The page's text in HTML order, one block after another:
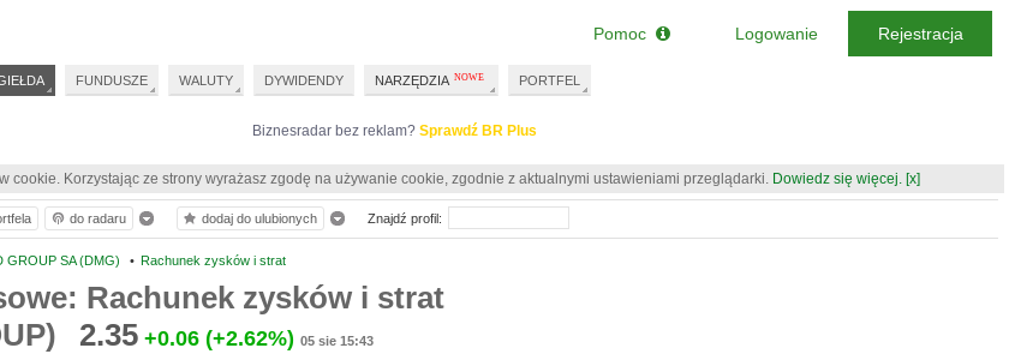
Biznesradar bez reklam? Sprawdź BR Plus
cookie. Korzystając ze strony wyrażasz zgodę na używanie cookie, zgodnie z aktualnymi ustawieniami przeglądarki. Dowiedz się więcej. [x]
GROUP SA (DMG) • Rachunek zysków i strat
Rachunek zysków i strat
2.35 +0.06 (+2.62%) 05 sie 15:43
do radaru dodaj do ulubionych Znajdź profil:
FUNDUSZE WALUTY DYWIDENDY NARZĘDZIA PORTFEL
Pomoc Logowanie Rejestracja